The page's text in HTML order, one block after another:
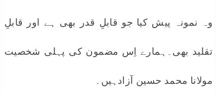
وہ نمونہ پیش کیا جو قابلِ قدر بھی ہے اور قابلِ
تقلید بھی۔ہمارے اِس مضمون کی پہلی شخصیت
مولانا محمد حسین آزادہیں۔